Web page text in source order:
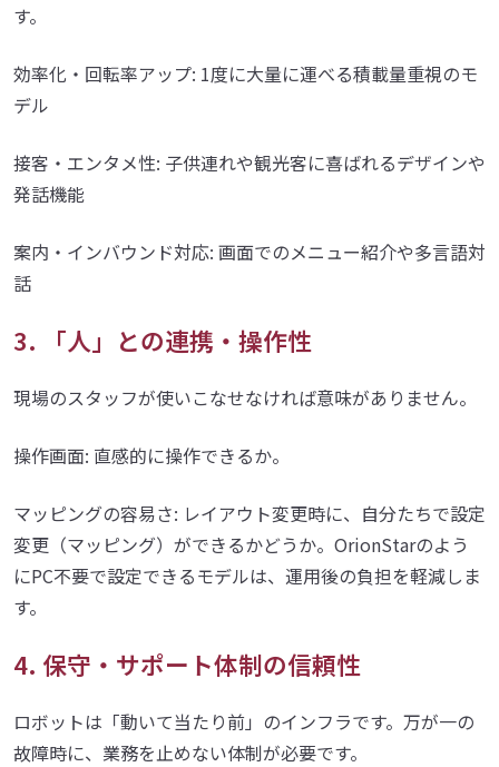
す。
効率化・回転率アップ: 1度に大量に運べる積載量重視のモ
デル
接客・エンタメ性: 子供連れや観光客に喜ばれるデザインや
発話機能
案内・インバウンド対応: 画面でのメニュー紹介や多言語対
話
3. 「人」との連携・操作性
現場のスタッフが使いこなせなければ意味がありません。
操作画面: 直感的に操作できるか。
マッピングの容易さ: レイアウト変更時に、自分たちで設定
変更（マッピング）ができるかどうか。OrionStarのよう
にPC不要で設定できるモデルは、運用後の負担を軽減しま
す。
4. 保守・サポート体制の信頼性
ロボットは「動いて当たり前」のインフラです。万が一の
故障時に、業務を止めない体制が必要です。